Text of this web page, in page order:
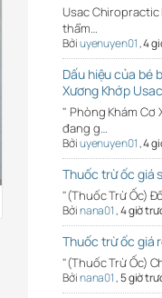
Usac Chiropractic
thẩm…
Bởiuyenuyen01,4
Dấu hiệu của bé
Xương Khớp
" Phòng Khám Cơ
đang g…
Bởiuyenuyen01,4
Thuốc trừ ốc giá
"(Thuốc Trừ Ốc)
Bởinana01,4 giờ
Thuốc trừ ốc giá
"(Thuốc Trừ Ốc)
Bởinana01,5 giờ